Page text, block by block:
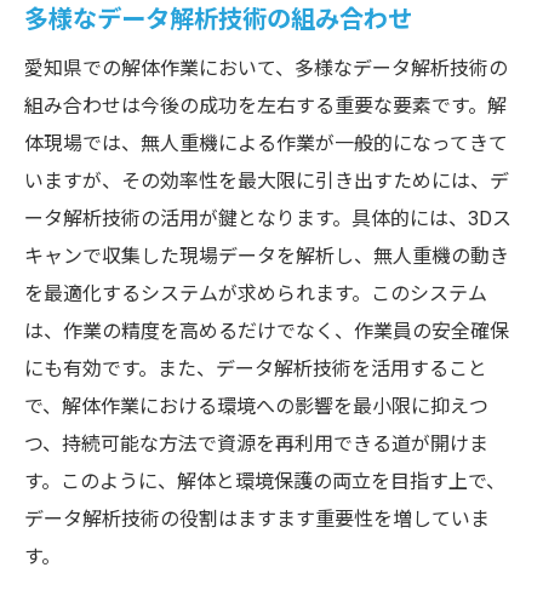
多様なデータ解析技術の組み合わせ
愛知県での解体作業において、多様なデータ解析技術の
組み合わせは今後の成功を左右する重要な要素です。解
体現場では、無人重機による作業が一般的になってきて
いますが、その効率性を最大限に引き出すためには、デ
ータ解析技術の活用が鍵となります。具体的には、3Dス
キャンで収集した現場データを解析し、無人重機の動き
を最適化するシステムが求められます。このシステム
は、作業の精度を高めるだけでなく、作業員の安全確保
にも有効です。また、データ解析技術を活用すること
で、解体作業における環境への影響を最小限に抑えつ
つ、持続可能な方法で資源を再利用できる道が開けま
す。このように、解体と環境保護の両立を目指す上で、
データ解析技術の役割はますます重要性を増していま
す。